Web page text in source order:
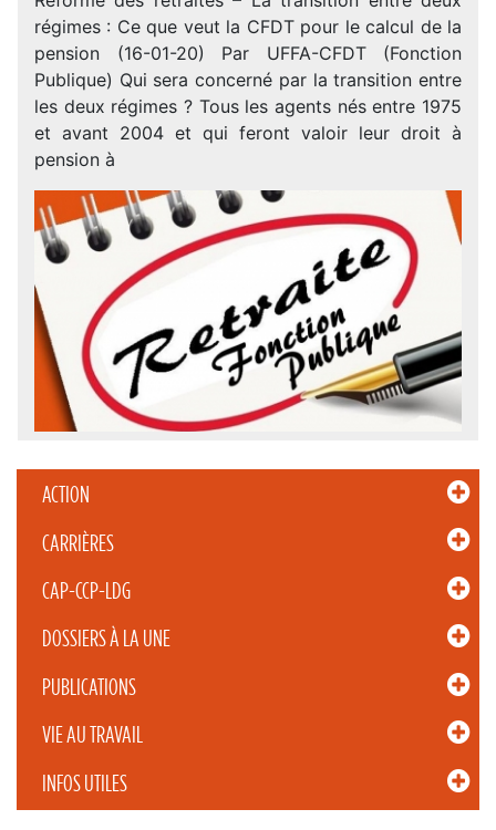
ACTION
CARRIÈRES
CAP-CCP-LDG
DOSSIERS À LA UNE
PUBLICATIONS
VIE AU TRAVAIL
INFOS UTILES
régimes : Ce que veut la CFDT pour le calcul de la
pension (16-01-20) Par UFFA-CFDT (Fonction
Publique) Qui sera concerné par la transition entre
les deux régimes ? Tous les agents nés entre 1975
et avant 2004 et qui feront valoir leur droit à
pension à